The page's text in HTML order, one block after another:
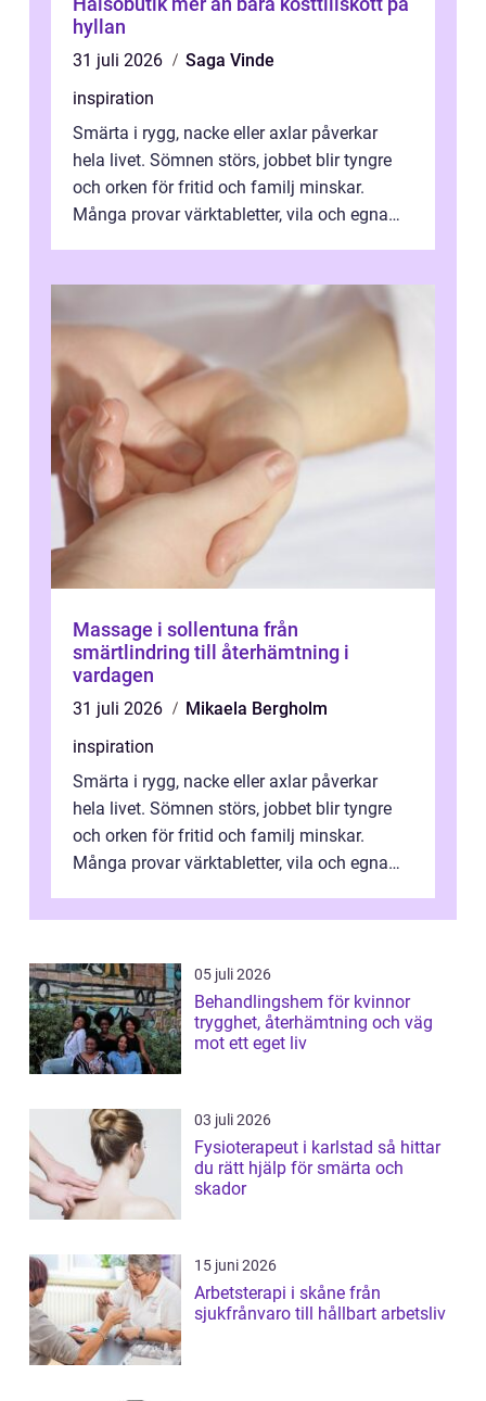
hyllan
31 juli 2026
Saga Vinde
inspiration
Smärta i rygg, nacke eller axlar påverkar
hela livet. Sömnen störs, jobbet blir tyngre
och orken för fritid och familj minskar.
Många provar värktabletter, vila och egna
Massage i sollentuna från
smärtlindring till återhämtning i
vardagen
31 juli 2026
Mikaela Bergholm
inspiration
Smärta i rygg, nacke eller axlar påverkar
hela livet. Sömnen störs, jobbet blir tyngre
och orken för fritid och familj minskar.
Många provar värktabletter, vila och egna
05 juli 2026
Behandlingshem för kvinnor
trygghet, återhämtning och väg
mot ett eget liv
03 juli 2026
Fysioterapeut i karlstad så hittar
du rätt hjälp för smärta och
skador
15 juni 2026
Arbetsterapi i skåne från
sjukfrånvaro till hållbart arbetsliv